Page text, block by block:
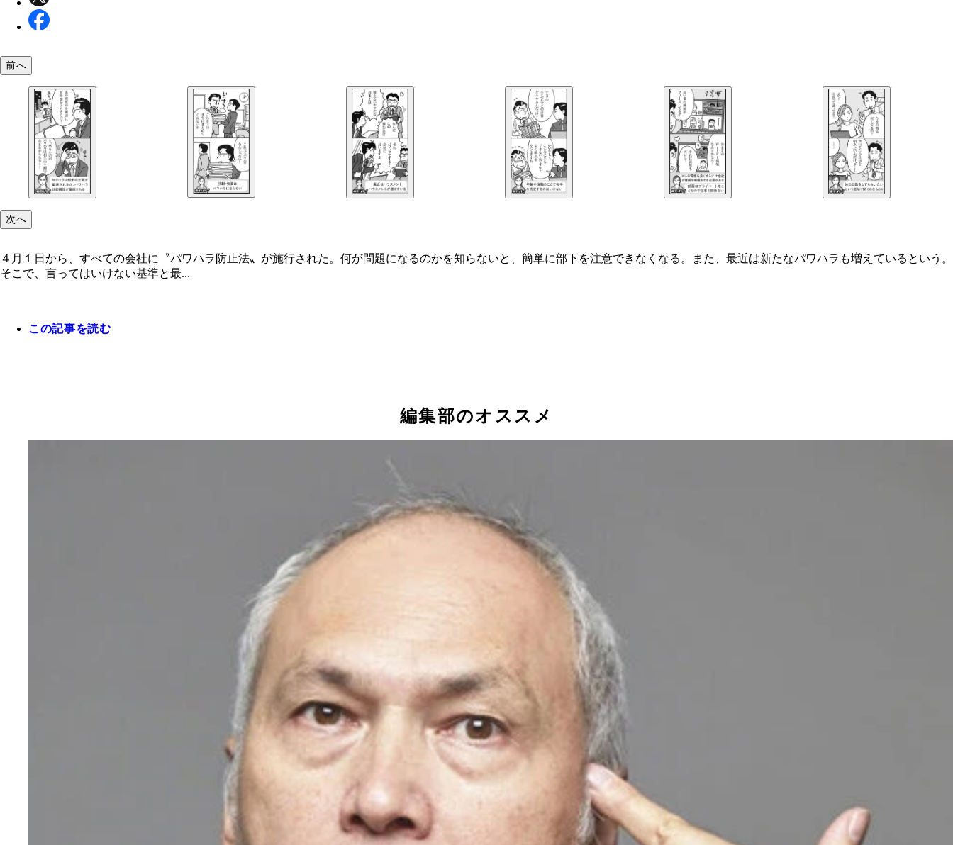
前へ
次へ
４月１日から、すべての会社に〝パワハラ防止法〟が施行された。何が問題になるのかを知らないと、簡単に部下を注意できなくなる。また、最近は新たなパワハラも増えているという。
そこで、言ってはいけない基準と最...
この記事を読む
編集部のオススメ